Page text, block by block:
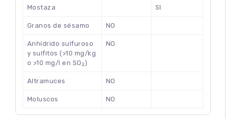
Mostaza SI
Granos de sésamo NO
Anhídrido sulfuroso
y sulfitos (>10 mg/kg
o >10 mg/l en SO2)
NO
Altramuces NO
Moluscos NO